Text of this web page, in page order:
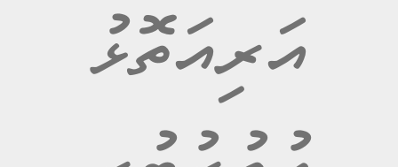
އަރިއަތޮޅު